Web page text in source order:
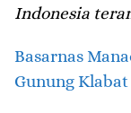
Indonesia
Basarnas
Gunung